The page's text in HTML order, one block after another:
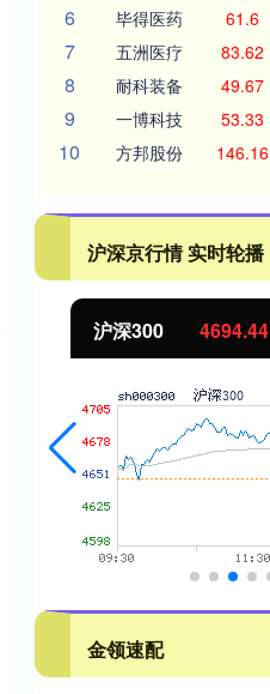
6 毕得医药 61.6
7 五洲医疗 83.62
8 耐科装备 49.67
9 一博科技 53.33
10 方邦股份 146.16
沪深京行情 实时轮播
沪深300 4694.44
金领速配